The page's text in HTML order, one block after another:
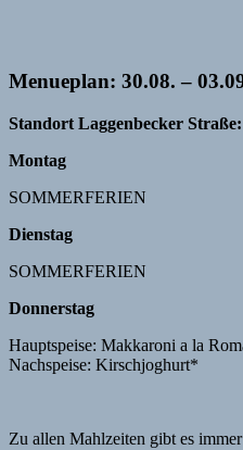
Menueplan: 30.08. –
Standort Laggenbecker Straße:
Montag
SOMMERFERIEN
Dienstag
SOMMERFERIEN
Donnerstag
Hauptspeise: Makkaroni a la
Nachspeise: Kirschjoghurt*
Zu allen Mahlzeiten gibt es